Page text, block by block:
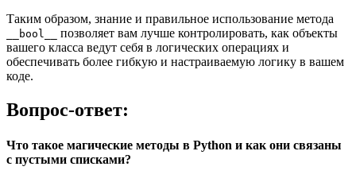
Таким образом, знание и правильное использование метода
__bool__
позволяет вам лучше контролировать, как объекты
вашего класса ведут себя в логических операциях и
обеспечивать более гибкую и настраиваемую логику в вашем
коде.
Вопрос-ответ:
Что такое магические методы в Python и как они связаны
с пустыми списками?